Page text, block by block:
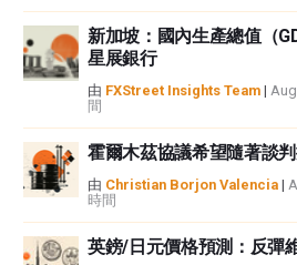
新加坡：國內生產總值（
星展銀行
由 FXStreet Insights Team |
間
霍爾木茲協議希望隨著談
由 Christian Borjon Valencia |
時間
英鎊/日元價格預測：反彈